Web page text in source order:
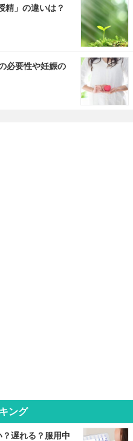
精」の違いは？
必要性や妊娠の
ング
遅れる？服用中